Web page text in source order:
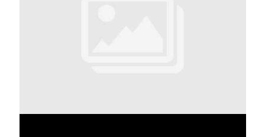
UMÓW SIĘ ZE MNĄ →